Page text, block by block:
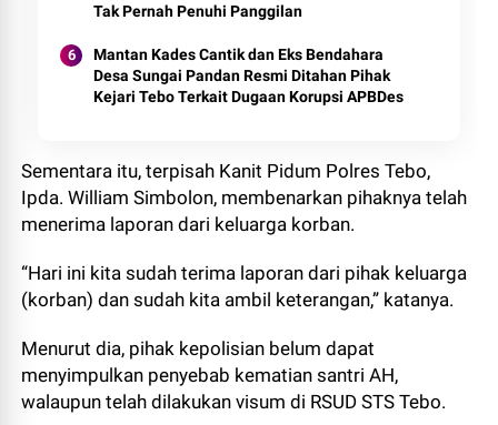
Tak Pernah Penuhi Panggilan
Mantan Kades Cantik dan Eks Bendahara
Desa Sungai Pandan Resmi Ditahan Pihak
Kejari Tebo Terkait Dugaan Korupsi APBDes
Sementara itu, terpisah Kanit Pidum Polres Tebo,
Ipda. William Simbolon, membenarkan pihaknya telah
menerima laporan dari keluarga korban.
“Hari ini kita sudah terima laporan dari pihak keluarga
(korban) dan sudah kita ambil keterangan,” katanya.
Menurut dia, pihak kepolisian belum dapat
menyimpulkan penyebab kematian santri AH,
walaupun telah dilakukan visum di RSUD STS Tebo.